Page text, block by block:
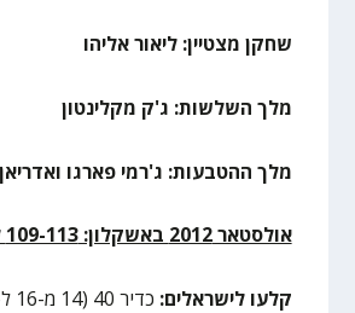
שחקן מצטיין: ליאור אליהו
מלך השלשות: ג'ק מקלינטון
מלך ההטבעות: ג'רמי פארגו
אולסטאר 2012 באשקלון: 109-113 לישראלים
קלעו לישראלים: